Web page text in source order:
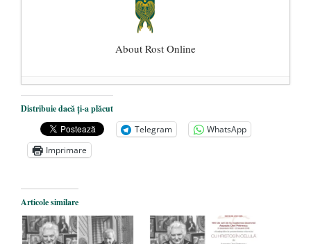
About Rost Online
Dezvăluiri cutremurătoare despre
președintele Ucrainei, Volodymyr
Zelensky
- 13 mai 2026
Statul care servește Națiunea
Legea Vexler produce efecte. Bustul
poetului Octavian Goga, înlăturat din Iași
- 16 aprilie 2026
Distribuie dacă ți-a plăcut
Telegram
WhatsApp
Imprimare
Articole similare